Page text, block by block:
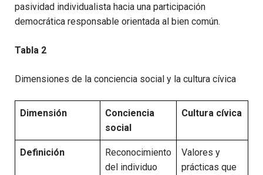
pasividad individualista hacia una participación
democrática responsable orientada al bien común.
Tabla 2
Dimensiones de la conciencia social y la cultura cívica
Dimensión
Conciencia
social
Cultura cívica
Definición
Reconocimiento
del individuo
Valores y
prácticas que